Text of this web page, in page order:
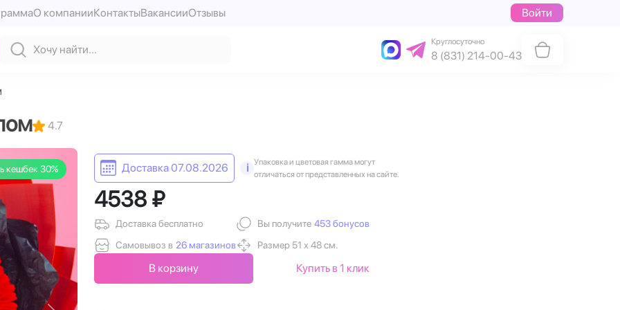
О компанииКонтактыВакансииОтзывы Войти
Круглосуточно
8 (831) 214-00-43
4.7
кешбек 30% Доставка 07.08.2026 i
Упаковка и цветовая гамма могут
отличаться от представленных на сайте.
4538 ₽
Доставка бесплатно
Самовывоз в 26 магазинов
Вы получите 453 бонусов
Размер 51 х 48 см.
В корзину Купить в 1 клик